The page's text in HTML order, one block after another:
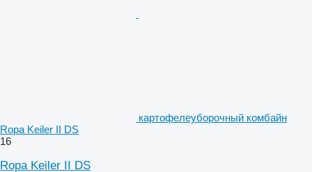
картофелеуборочный комбайн
Ropa Keiler II DS
16
Ropa Keiler II DS